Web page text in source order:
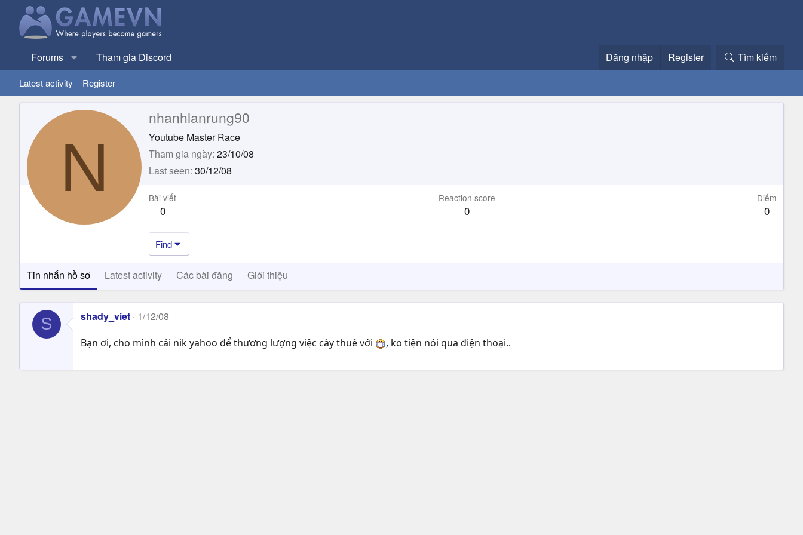
Forums Tham gia Discord Đăng nhập Register Tìm kiếm
Latest activity Register
N
nhanhlanrung90
Youtube Master Race
Tham gia ngày 23/10/08
Last seen 30/12/08
Bài viết
0
Reaction score
0
Điểm
0
Find
Tin nhắn hồ sơ Latest activity Các bài đăng Giới thiệu
S shady_viet 1/12/08
Bạn ơi, cho mình cái nik yahoo để thương lượng việc cày thuê với , ko tiện nói qua điện thoại..